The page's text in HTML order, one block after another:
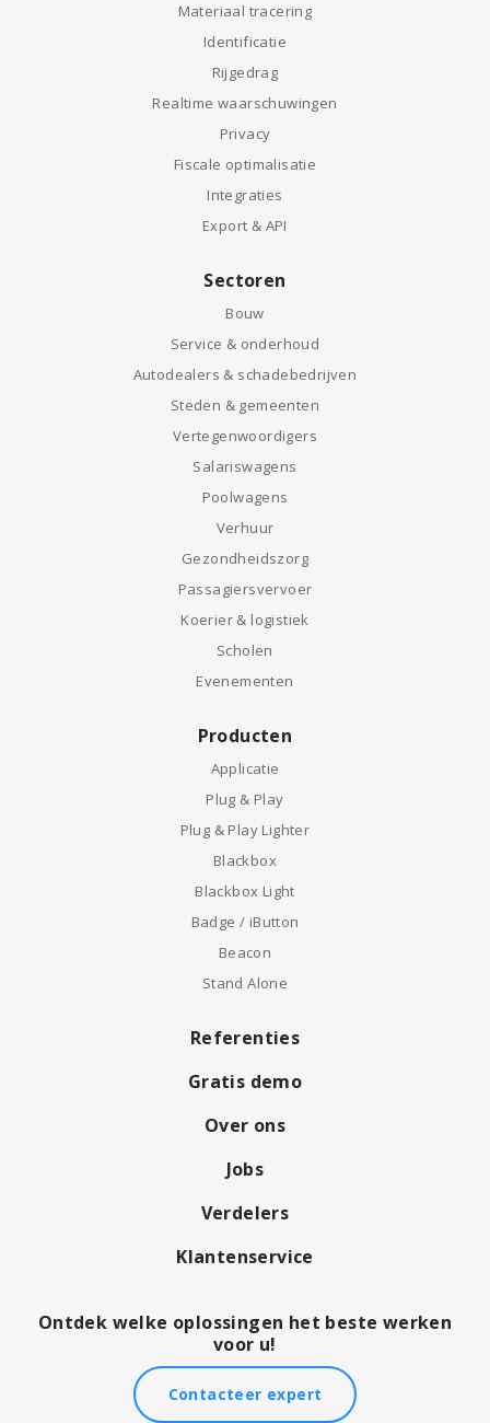
Materiaal tracering
Identificatie
Rijgedrag
Realtime waarschuwingen
Privacy
Fiscale optimalisatie
Integraties
Export & API
Sectoren
Bouw
Service & onderhoud
Autodealers & schadebedrijven
Steden & gemeenten
Vertegenwoordigers
Salariswagens
Poolwagens
Verhuur
Gezondheidszorg
Passagiersvervoer
Koerier & logistiek
Scholen
Evenementen
Producten
Applicatie
Plug & Play
Plug & Play Lighter
Blackbox
Blackbox Light
Badge / iButton
Beacon
Stand Alone
Referenties
Gratis demo
Over ons
Jobs
Verdelers
Klantenservice
Ontdek welke oplossingen het beste werken
voor u!
Contacteer expert